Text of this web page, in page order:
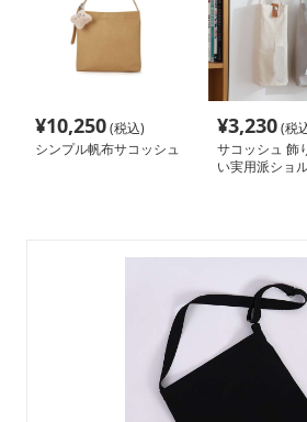
¥10,250(税込)
シンプル帆布サコッシュ
¥3,230(税
サコッシュ 飾
い実用派ショ